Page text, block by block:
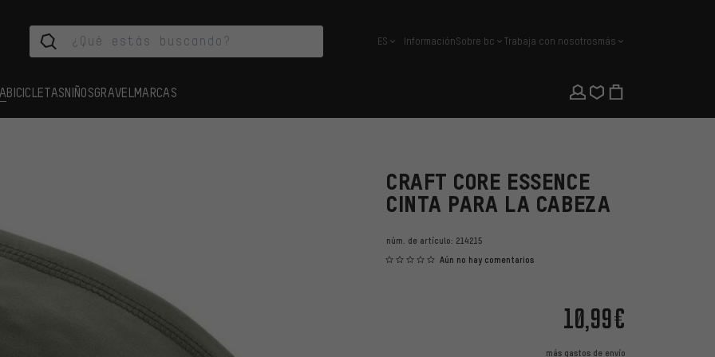
español
ES InformaciónSobre bc Trabaja con nosotrosmás
BICICLETASNIÑOSGRAVEL MARCAS
CRAFT CORE ESSENCE
CINTA PARA LA CABEZA
núm. de artículo: 214215
Aún no hay comentarios
10,99€
más gastos de envío